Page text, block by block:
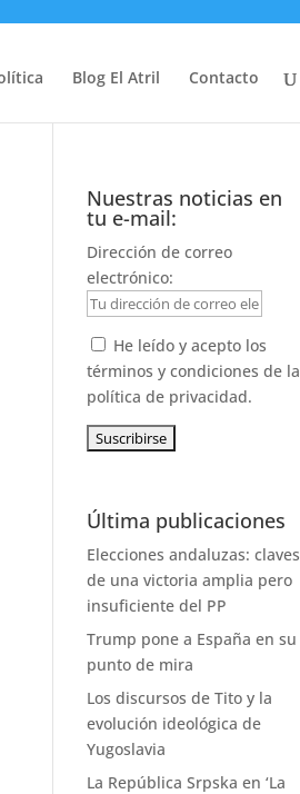
Blog El Atril Contacto
Nuestras noticias en
tu e-mail:
Dirección de correo
electrónico:
He leído y acepto los
términos y condiciones de la
política de privacidad.
Última publicaciones
Elecciones andaluzas: claves
de una victoria amplia pero
insuficiente del PP
Trump pone a España en su
punto de mira
Los discursos de Tito y la
evolución ideológica de
Yugoslavia
La República Srpska en ‘La